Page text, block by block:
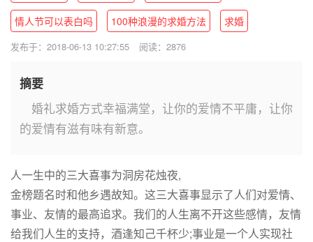
情人节可以表白吗 100种浪漫的求婚方法 求婚
发布于：2018-06-13 10:27:55 阅读：2876
摘要
婚礼求婚方式幸福满堂，让你的爱情不平庸，让你
的爱情有滋有味有新意。
人一生中的三大喜事为洞房花烛夜,
金榜题名时和他乡遇故知。这三大喜事显示了人们对爱情、
事业、友情的最高追求。我们的人生离不开这些感情，友情
给我们人生的支持，酒逢知己千杯少;事业是一个人实现社